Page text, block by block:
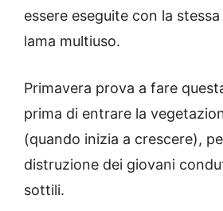
essere eseguite con la
lama multiuso.
Primavera prova a fare
prima di entrare la
(quando inizia a crescere),
distruzione dei giovani
sottili.